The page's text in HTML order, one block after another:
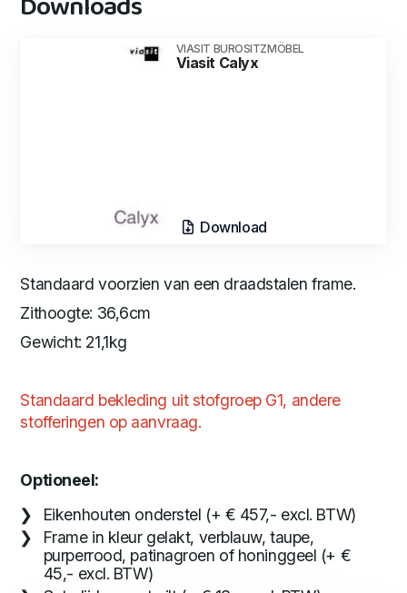
VIASIT BUROSITZMÖBEL
Viasit Calyx
Download
Standaard voorzien van een draadstalen frame.
Zithoogte: 36,6cm
Gewicht: 21,1kg
Standaard bekleding uit stofgroep G1, andere
stofferingen op aanvraag.
Optioneel:
Eikenhouten onderstel (+ € 457,- excl. BTW)
Frame in kleur gelakt, verblauw, taupe,
purperrood, patinagroen of honinggeel (+ €
45,- excl. BTW)